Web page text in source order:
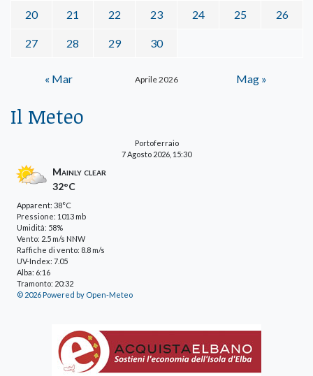
Aprile 2026
20 21 22 23 24 25 26
27 28 29 30
« Mar Mag »
Il Meteo
Portoferraio
7 Agosto 2026, 15:30
Mainly clear
32°C
Apparent: 38°C
Pressione: 1013 mb
Umidità: 58%
Vento: 2.5 m/s NNW
Raffiche di vento: 8.8 m/s
UV-Index: 7.05
Alba: 6:16
Tramonto: 20:32
© 2026 Powered by Open-Meteo